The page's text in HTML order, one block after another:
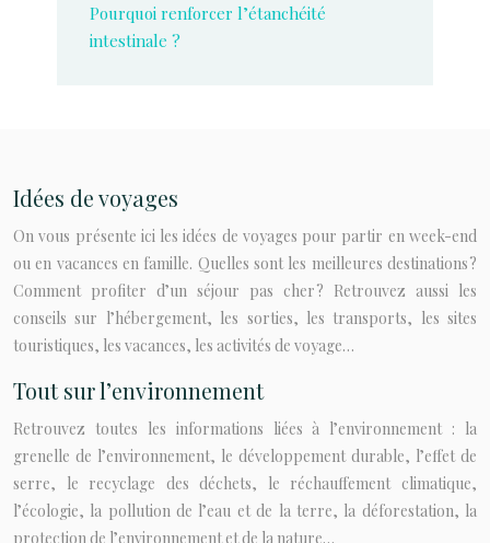
Pourquoi renforcer l’étanchéité
intestinale ?
Idées de voyages
On vous présente ici les idées de voyages pour partir en week-end
ou en vacances en famille. Quelles sont les meilleures destinations ?
Comment profiter d’un séjour pas cher ? Retrouvez aussi les
conseils sur l’hébergement, les sorties, les transports, les sites
touristiques, les vacances, les activités de voyage…
Tout sur l’environnement
Retrouvez toutes les informations liées à l’environnement : la
grenelle de l’environnement, le développement durable, l’effet de
serre, le recyclage des déchets, le réchauffement climatique,
l’écologie, la pollution de l’eau et de la terre, la déforestation, la
protection de l’environnement et de la nature…